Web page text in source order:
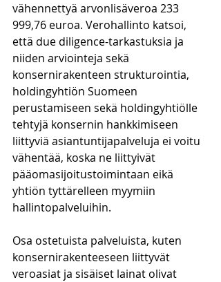
vähennettyä arvonlisäveroa 233
999,76 euroa. Verohallinto katsoi,
että due diligence-tarkastuksia ja
niiden arviointeja sekä
konsernirakenteen strukturointia,
holdingyhtiön Suomeen
perustamiseen sekä holdingyhtiölle
tehtyjä konsernin hankkimiseen
liittyviä asiantuntijapalveluja ei voitu
vähentää, koska ne liittyivät
pääomasijoitustoimintaan eikä
yhtiön tyttärelleen myymiin
hallintopalveluihin.
Osa ostetuista palveluista, kuten
konsernirakenteeseen liittyvät
veroasiat ja sisäiset lainat olivat